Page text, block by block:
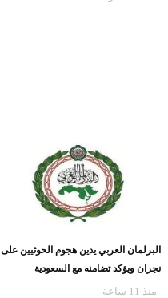
البرلمان العربي يدين هجوم الحوثيين على
نجران ويؤكد تضامنه مع السعودية
منذ 11 ساعة